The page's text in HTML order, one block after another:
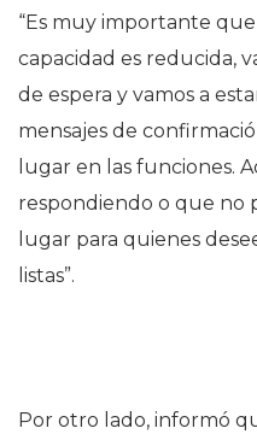
“Es muy importante
capacidad es reducida,
de espera y vamos a
mensajes de
lugar en las funciones.
respondiendo o que no
lugar para quienes
listas”.
Por otro lado, informó